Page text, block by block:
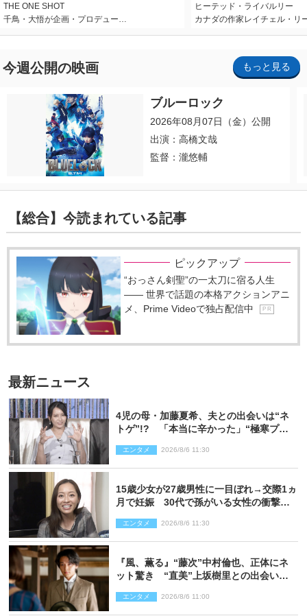
THE ONE SHOT
千鳥・大悟が企画・プロデュー…
ヒーテッド・ライバルリー
カナダの作家レイチェル・リ
今週公開の映画 もっと見る
ブルーロック
2026年08月07日（金）公開
出演：高橋文哉
監督：瀧悠輔
【総合】今読まれている記事
ピックアップ
“おっさん剣聖”の一太刀に宿る人生
―― 世界で話題の本格アクションアニ
メ、Prime Videoで独占配信中
P R
最新ニュース
4児の母・加藤夏希、夫との出会いは“ネ
トゲ”!? 「本当に辛かった」“極寒プロ
エンタメ 2026/8/6 11:30
15歳少女が27歳男性に一目ぼれ→交際1ヵ
月で妊娠 30代で孫がいる女性の衝撃半
エンタメ 2026/8/6 11:30
『風、薫る』“藤次”中村倫也、正体にネ
ット驚き “直美”上坂樹里との出会いに
しなよ！」
エンタメ 2026/8/6 11:00